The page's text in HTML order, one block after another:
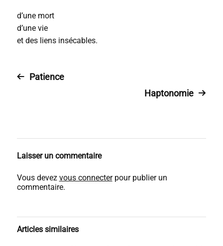
d’une mort
d’une vie
et des liens insécables.
Patience
Haptonomie
Laisser un commentaire
Vous devez vous connecterpour publier un
commentaire.
Articles similaires